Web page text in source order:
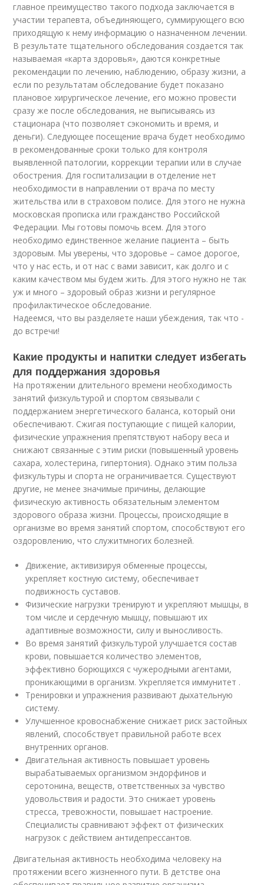
главное преимущество такого подхода заключается в
участии терапевта, объединяющего, суммирующего всю
приходящую к нему информацию о назначенном лечении.
В результате тщательного обследования создается так
называемая «карта здоровья», даются конкретные
рекомендации по лечению, наблюдению, образу жизни, а
если по результатам обследование будет показано
плановое хирургическое лечение, его можно провести
сразу же после обследования, не выписываясь из
стационара (что позволяет сэкономить и время, и
деньги). Следующее посещение врача будет необходимо
в рекомендованные сроки только для контроля
выявленной патологии, коррекции терапии или в случае
обострения. Для госпитализации в отделение нет
необходимости в направлении от врача по месту
жительства или в страховом полисе. Для этого не нужна
московская прописка или гражданство Российской
Федерации. Мы готовы помочь всем. Для этого
необходимо единственное желание пациента – быть
здоровым. Мы уверены, что здоровье – самое дорогое,
что у нас есть, и от нас с вами зависит, как долго и с
каким качеством мы будем жить. Для этого нужно не так
уж и много – здоровый образ жизни и регулярное
профилактическое обследование.
Надеемся, что вы разделяете наши убеждения, так что -
до встречи!
Какие продукты и напитки следует избегать
для поддержания здоровья
На протяжении длительного времени необходимость
занятий физкультурой и спортом связывали с
поддержанием энергетического баланса, который они
обеспечивают. Сжигая поступающие с пищей калории,
физические упражнения препятствуют набору веса и
снижают связанные с этим риски (повышенный уровень
сахара, холестерина, гипертония). Однако этим польза
физкультуры и спорта не ограничивается. Существуют
другие, не менее значимые причины, делающие
физическую активность обязательным элементом
здорового образа жизни. Процессы, происходящие в
организме во время занятий спортом, способствуют его
оздоровлению, что служитмногих болезней.
Движение, активизируя обменные процессы,
укрепляет костную систему, обеспечивает
подвижность суставов.
Физические нагрузки тренируют и укрепляют мышцы, в
том числе и сердечную мышцу, повышают их
адаптивные возможности, силу и выносливость.
Во время занятий физкультурой улучшается состав
крови, повышается количество элементов,
эффективно борющихся с чужеродными агентами,
проникающими в организм. Укрепляется иммунитет .
Тренировки и упражнения развивают дыхательную
систему.
Улучшенное кровоснабжение снижает риск застойных
явлений, способствует правильной работе всех
внутренних органов.
Двигательная активность повышает уровень
вырабатываемых организмом эндорфинов и
серотонина, веществ, ответственных за чувство
удовольствия и радости. Это снижает уровень
стресса, тревожности, повышает настроение.
Специалисты сравнивают эффект от физических
нагрузок с действием антидепрессантов.
Двигательная активность необходима человеку на
протяжении всего жизненного пути. В детстве она